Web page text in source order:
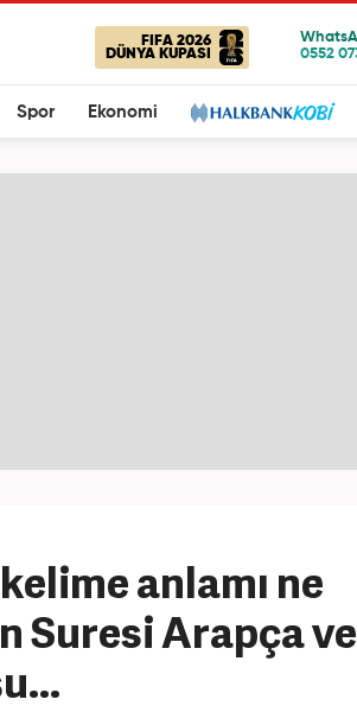
FIFA 2026
DÜNYA KUPASI
Spor Ekonomi
anlamı ne
Suresi Arapça ve